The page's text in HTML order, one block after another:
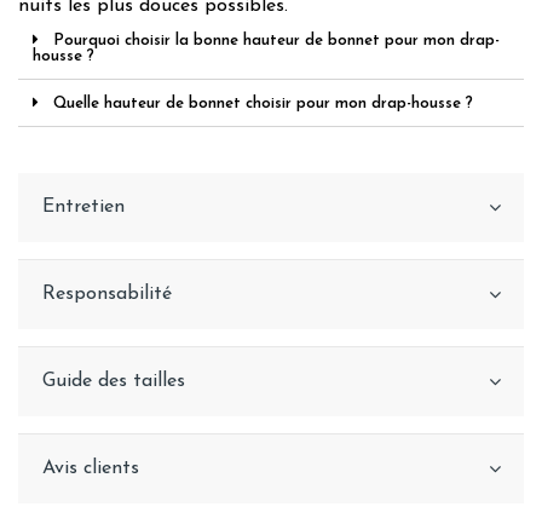
nuits les plus douces possibles.
Pourquoi choisir la bonne hauteur de bonnet pour mon drap-
housse ?
Quelle hauteur de bonnet choisir pour mon drap-housse ?
Entretien
Responsabilité
Guide des tailles
Avis clients